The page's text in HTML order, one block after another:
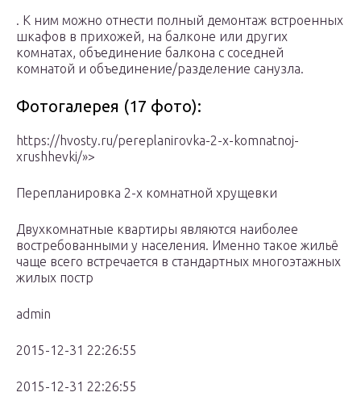
. К ним можно отнести полный демонтаж встроенных
шкафов в прихожей, на балконе или других
комнатах, объединение балкона с соседней
комнатой и объединение/разделение санузла.
Фотогалерея (17 фото):
https://hvosty.ru/pereplanirovka-2-x-komnatnoj-
xrushhevki/»>
Перепланировка 2-х комнатной хрущевки
Двухкомнатные квартиры являются наиболее
востребованными у населения. Именно такое жильё
чаще всего встречается в стандартных многоэтажных
жилых постр
admin
2015-12-31 22:26:55
2015-12-31 22:26:55